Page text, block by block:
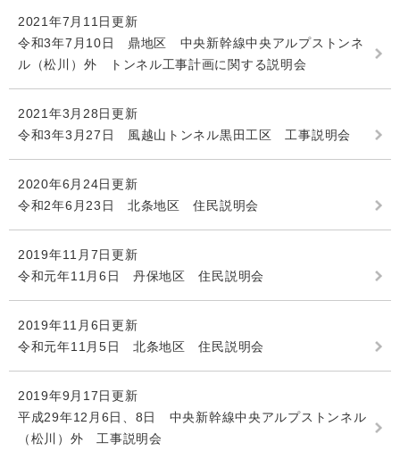
2021年7月11日更新
令和3年7月10日 鼎地区 中央新幹線中央アルプストンネ
ル（松川）外 トンネル工事計画に関する説明会
2021年3月28日更新
令和3年3月27日 風越山トンネル黒田工区 工事説明会
2020年6月24日更新
令和2年6月23日 北条地区 住民説明会
2019年11月7日更新
令和元年11月6日 丹保地区 住民説明会
2019年11月6日更新
令和元年11月5日 北条地区 住民説明会
2019年9月17日更新
平成29年12月6日、8日 中央新幹線中央アルプストンネル
（松川）外 工事説明会